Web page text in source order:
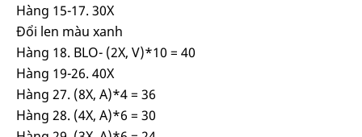
Hàng 15-17. 30X
Đổi len màu xanh
Hàng 18. BLO- (2X, V)*10 = 40
Hàng 19-26. 40X
Hàng 27. (8X, A)*4 = 36
Hàng 28. (4X, A)*6 = 30